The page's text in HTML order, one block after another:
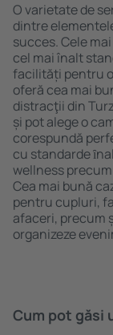
O varietate de
dintre
succes. Cele
cel mai înalt
facilități pentru
oferă cea mai
distracţii din
și pot alege o
corespundă
cu standarde
wellness
Cea mai bună
pentru cupluri,
afaceri, precum
organizeze
Cum pot găsi